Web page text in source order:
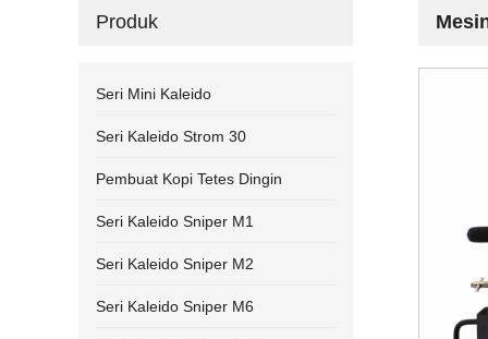
Produk
Seri Mini Kaleido
Seri Kaleido Strom 30
Pembuat Kopi Tetes Dingin
Seri Kaleido Sniper M1
Seri Kaleido Sniper M2
Seri Kaleido Sniper M6